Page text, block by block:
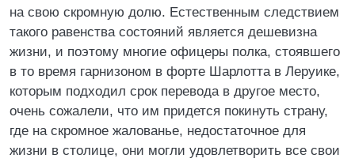
на свою скромную долю. Естественным следствием
такого равенства состояний является дешевизна
жизни, и поэтому многие офицеры полка, стоявшего
в то время гарнизоном в форте Шарлотта в Леруике,
которым подходил срок перевода в другое место,
очень сожалели, что им придется покинуть страну,
где на скромное жалованье, недостаточное для
жизни в столице, они могли удовлетворить все свои